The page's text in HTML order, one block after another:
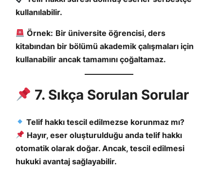
kullanılabilir.
Örnek: Bir üniversite öğrencisi, ders
kitabından bir bölümü akademik çalışmaları için
kullanabilir ancak tamamını çoğaltamaz.
7. Sıkça Sorulan Sorular
Telif hakkı tescil edilmezse korunmaz mı?
Hayır, eser oluşturulduğu anda telif hakkı
otomatik olarak doğar. Ancak, tescil edilmesi
hukuki avantaj sağlayabilir.